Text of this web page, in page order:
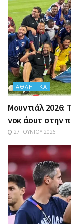
ΑΘΛΗΤΙΚΆ
Μουντιάλ 2026:
νοκ άουτ στην
27 ΙΟΥΝΊΟΥ 2026